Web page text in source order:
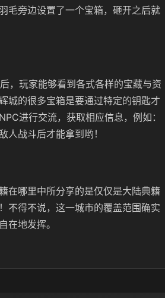
毛旁边设置了一个宝箱，砸开之后就
，玩家能够看到各式各样的宝藏与资
城的很多宝箱是要通过特定的钥匙才
进行交流，获取相应信息，例如：
人战斗后才能拿到哟！
在哪里中所分享的是仅仅是大陆典籍
不得不说，这一城市的覆盖范围确实
在地发挥。